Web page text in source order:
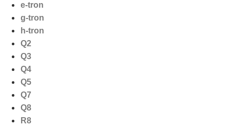
e-tron
g-tron
h-tron
Q2
Q3
Q4
Q5
Q7
Q8
R8